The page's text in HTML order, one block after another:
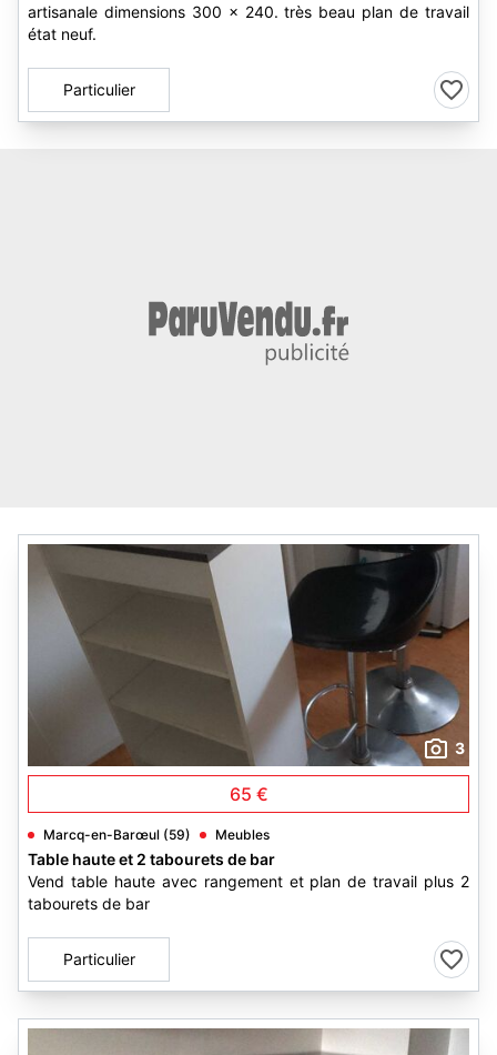
artisanale dimensions 300 x 240. très beau plan de travail
état neuf.
Particulier
3
65 €
Marcq-en-Barœul (59) Meubles
Table haute et 2 tabourets de bar
Vend table haute avec rangement et plan de travail plus 2
tabourets de bar
Particulier